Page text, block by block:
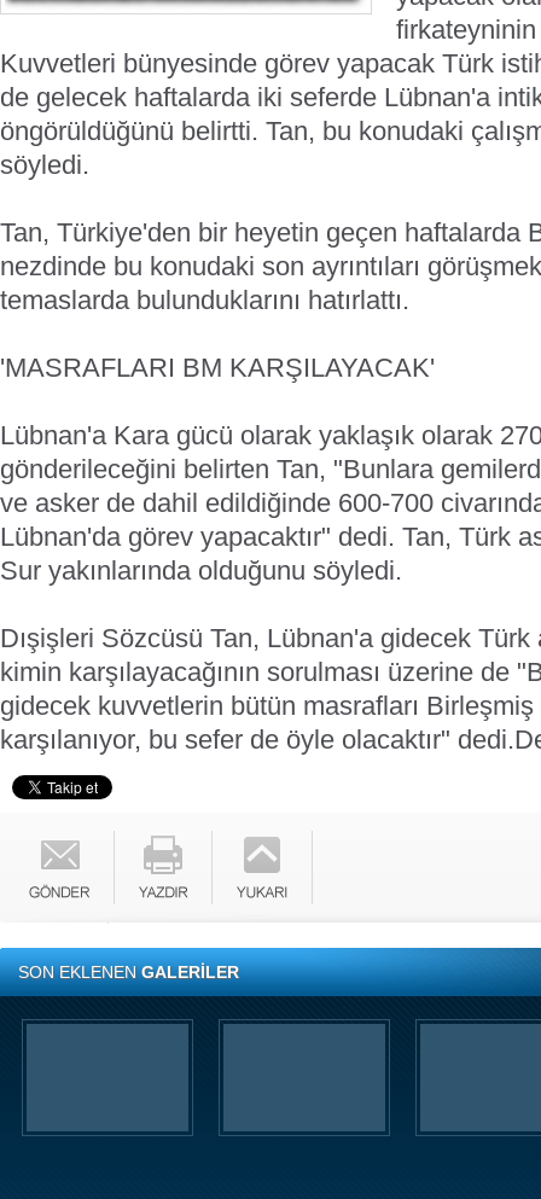
firkateyninin
Kuvvetleri bünyesinde görev yapacak Türk
de gelecek haftalarda iki seferde Lübnan'a
öngörüldüğünü belirtti. Tan, bu konudaki
söyledi.
Tan, Türkiye'den bir heyetin geçen haftalarda
nezdinde bu konudaki son ayrıntıları
temaslarda bulunduklarını hatırlattı.
'MASRAFLARI BM KARŞILAYACAK'
Lübnan'a Kara gücü olarak yaklaşık olarak
gönderileceğini belirten Tan, "Bunlara
ve asker de dahil edildiğinde 600-700
Lübnan'da görev yapacaktır" dedi. Tan, Türk
Sur yakınlarında olduğunu söyledi.
Dışişleri Sözcüsü Tan, Lübnan'a gidecek Türk
kimin karşılayacağının sorulması üzerine de
gidecek kuvvetlerin bütün masrafları Birleşmiş
karşılanıyor, bu sefer de öyle olacaktır" dedi.
SON EKLENENGALERİLER